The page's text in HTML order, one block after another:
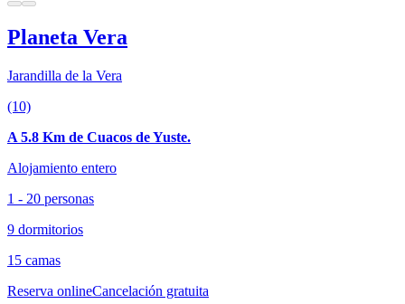
Planeta Vera
Jarandilla de la Vera
(10)
A 5.8 Km de Cuacos de Yuste.
Alojamiento entero
1 - 20 personas
9 dormitorios
15 camas
Reserva onlineCancelación gratuita